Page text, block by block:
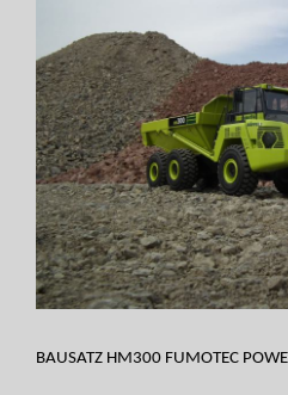
BAUSATZ HM300 FUMOTEC